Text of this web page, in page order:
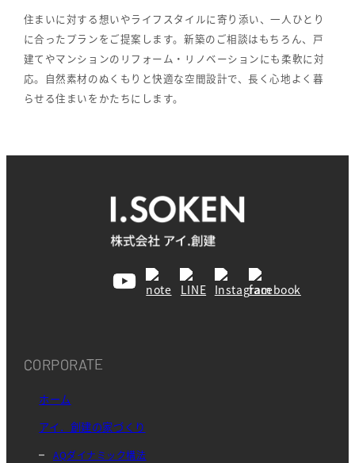
住まいに対する想いやライフスタイルに寄り添い、一人ひとり
に合ったプランをご提案します。新築のご相談はもちろん、戸
建てやマンションのリフォーム・リノベーションにも柔軟に対
応。自然素材のぬくもりと快適な空間設計で、長く心地よく暮
らせる住まいをかたちにします。
CORPORATE
ホーム
アイ．創建の家づくり
AQダイナミック構法